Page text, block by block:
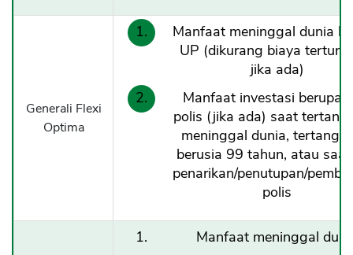
Generali Flexi
Optima
Manfaat meninggal dunia
UP (dikurang biaya
jika ada)
Manfaat investasi berupa
polis (jika ada) saat
meninggal dunia,
berusia 99 tahun, atau
penarikan/penutupan/
polis
Manfaat meninggal